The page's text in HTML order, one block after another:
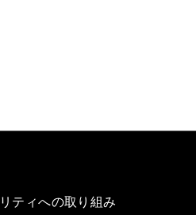
ティへの取り組み